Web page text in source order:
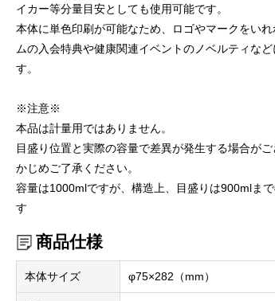
イカー等分量目安としても使用可能です。
本体に単色印刷が可能なため、ロゴやマークをい
ムの入会特典や健康関連イベントのノベルティな
す。
※注意※
本品は計量用ではありません。
目盛り位置と実際の容量で差異が発生する場合が
かじめご了承ください。
容量は1000mlですが、構造上、目盛りは900mlま
す
商品仕様
本体サイズ φ75×282（mm）